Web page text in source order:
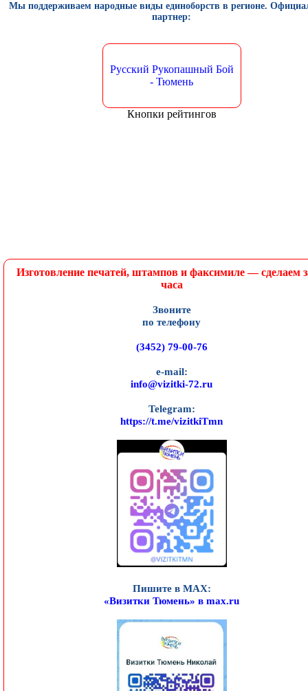
Мы поддерживаем народные виды единоборств в регионе.
партнер:
Русский Рукопашный Бой
- Тюмень
Кнопки рейтингов
Изготовление печатей, штампов и факсимиле — сделаем
часа
Звоните
по телефону
(3452) 79-00-76
e-mail:
info@vizitki-72.ru
Telegram:
https://t.me/vizitkiTmn
Пишите в MAX:
«Визитки Тюмень» в max.ru